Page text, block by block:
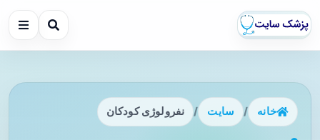
خانه / سایت / نفرولوژی کودکان